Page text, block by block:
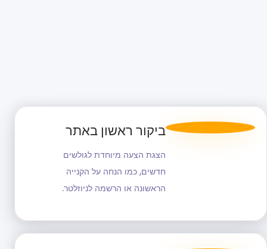
ביקור ראשון באתר
הצגת הצעה מיוחדת לגולשים
חדשים, כמו הנחה על הקנייה
הראשונה או הרשמה לניוזלטר.